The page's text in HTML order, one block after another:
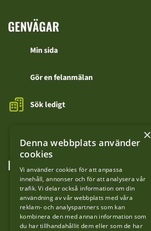
GENVÄGAR
Min sida
Gör en felanmälan
Sök ledigt
FÖLJ OSS
LinkedIn
Facebook
×
Denna webbplats använder
cookies
Vi använder cookies för att anpassa
innehåll, annonser och för att analysera vår
trafik. Vi delar också information om din
användning av vår webbplats med våra
reklam- och analyspartners som kan
kombinera den med annan information som
du har tillhandahållit dem eller som de har